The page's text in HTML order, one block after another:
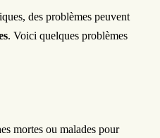
des problèmes peuvent
. Voici quelques problèmes
mortes ou malades pour